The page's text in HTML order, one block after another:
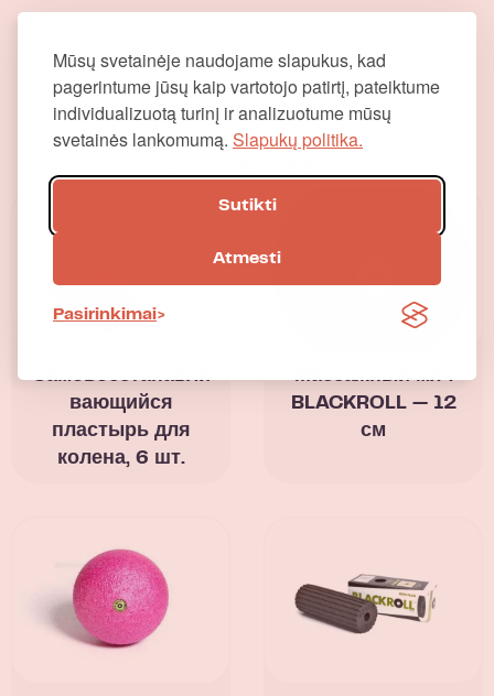
Mūsų svetainėje naudojame slapukus, kad
pagerintume jūsų kaip vartotojo patirtį, pateiktume
individualizuotą turinį ir analizuotume mūsų
svetainės lankomumą. Slapukų politika.
Sutikti
Atmesti
Pasirinkimai
Самовосстанавли
вающийся
пластырь для
колена, 6 шт.
Массажный мяч
BLACKROLL — 12
см